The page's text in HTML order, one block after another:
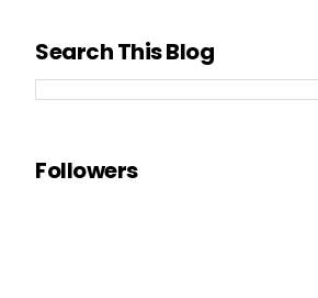
Search This Blog
Followers